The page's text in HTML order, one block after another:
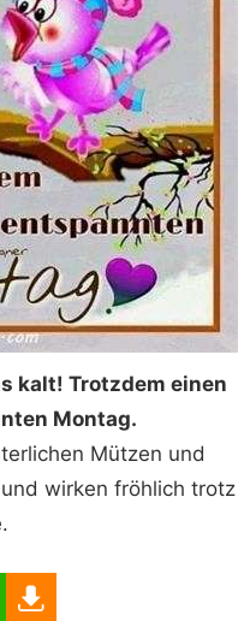
kalt! Trotzdem einen
Montag.
Mützen und
wirken fröhlich trotz